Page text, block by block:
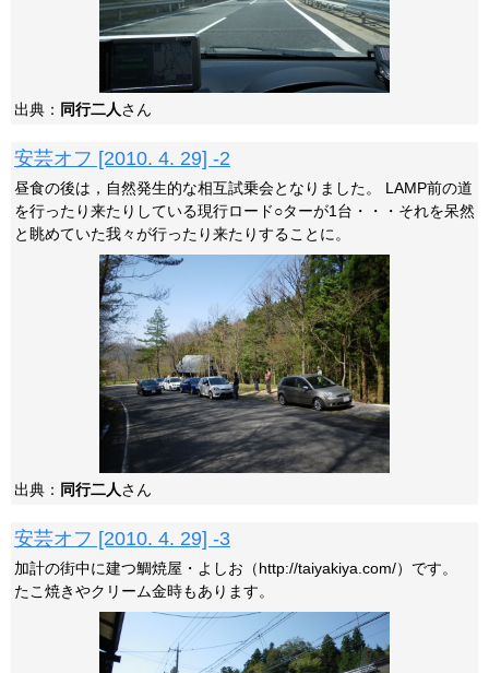
出典： 同行二人さん
安芸オフ [2010. 4. 29] -2
昼食の後は，自然発生的な相互試乗会となりました。 LAMP前の道
を行ったり来たりしている現行ロード○ターが1台・・・それを呆然
と眺めていた我々が行ったり来たりすることに。
出典： 同行二人さん
安芸オフ [2010. 4. 29] -3
加計の街中に建つ鯛焼屋・よしお（http://taiyakiya.com/）です。
たこ焼きやクリーム金時もあります。